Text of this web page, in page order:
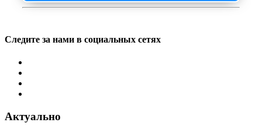
Следите за нами в социальных сетях
Актуально